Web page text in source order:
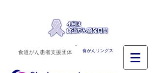
食がんリングス
食道がん患者支援団体